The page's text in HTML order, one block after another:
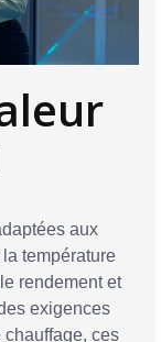
aux
température
rendement et
exigences
chauffage, ces